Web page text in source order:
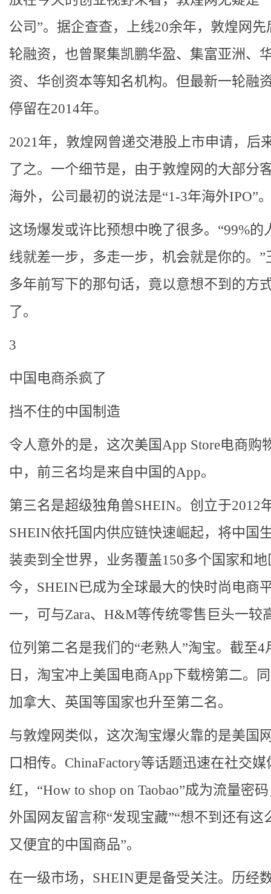
公司”。据企查查，上线20余年，敦煌网先
轮融资，也曾聚集凯鹏华盈、集富亚洲、
资、华创资本等知名机构。但最新一轮融
停留在2014年。
2021年，敦煌网曾递交港股上市申请，后
了之。一个细节是，由于敦煌网的大部分
海外，公司最初的说法是“1-3年海外IPO”
这场爆发或许比预想中晚了很多。“99%的
线就差一步，多走一步，机会就是你的。”
多年前写下的那句话，竟以意想不到的方
了。
3
中国电商杀疯了
挡不住的中国制造
令人意外的是，这次美国App Store电商购
中，前三名均是来自中国的App。
第三名是超级独角兽SHEIN。创立于2012
SHEIN依托国内供应链快速崛起，将中国
装卖到全世界，业务覆盖150多个国家和
今，SHEIN已成为全球最大的快时尚电商
一，可与Zara、H&M等传统零售巨头一较
位列第二名是我们的“老熟人”淘宝。截至4
日，淘宝冲上美国电商App下载榜第二。
加拿大、英国等国家也升至第二名。
与敦煌网类似，这次淘宝爆火靠的是美国
口相传。ChinaFactory等话题迅速在社交媒
红，“How to shop on Taobao”成为流量密
外国网友留言称“发现宝藏”“想不到还有这
又便宜的中国商品”。
在一级市场，SHEIN更是备受关注。历经